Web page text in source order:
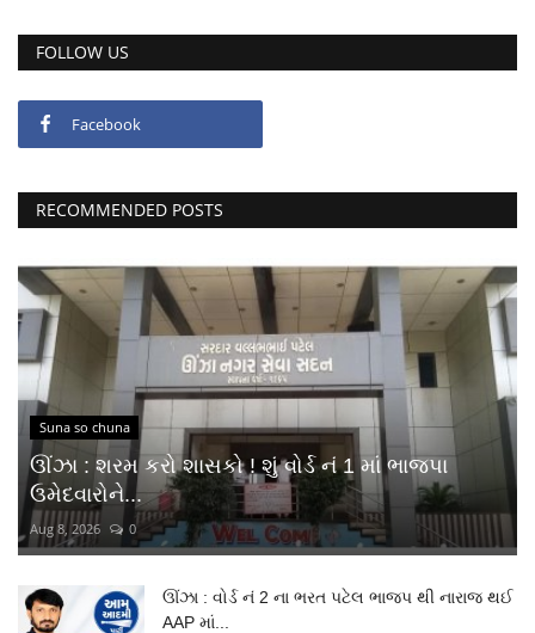
FOLLOW US
Facebook
RECOMMENDED POSTS
Suna so chuna
ઊંઝા : શરમ કરો શાસકો ! શું વોર્ડ નં 1 માં ભાજપા
ઉમેદવારોને...
Aug 8, 2026 0
ઊંઝા : વોર્ડ નં 2 ના ભરત પટેલ ભાજપ થી નારાજ થઈ
AAP માં...